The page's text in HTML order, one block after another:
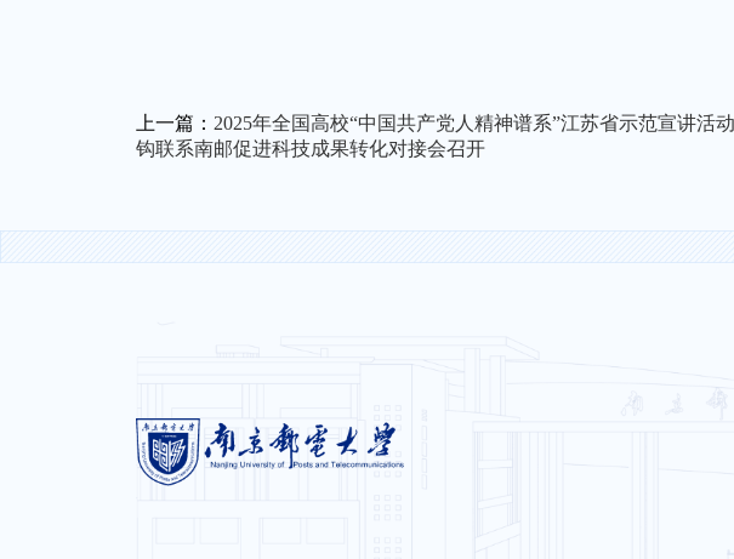
上一篇： 2025年全国高校“中国共产党人精神谱系”江苏省示范宣讲活
钩联系南邮促进科技成果转化对接会召开